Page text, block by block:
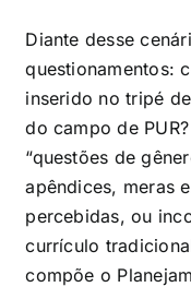
Diante desse
questionamentos:
inserido no tripé
do campo de
“questões de
apêndices, meras
percebidas, ou
currículo
compõe o